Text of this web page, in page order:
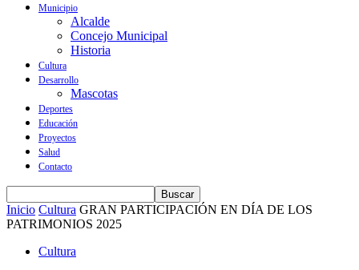
Municipio
Alcalde
Concejo Municipal
Historia
Cultura
Desarrollo
Mascotas
Deportes
Educación
Proyectos
Salud
Contacto
Inicio Cultura GRAN PARTICIPACIÓN EN DÍA DE LOS
PATRIMONIOS 2025
Cultura